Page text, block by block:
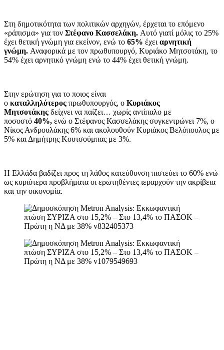
Στη δημοτικότητα των πολιτικών αρχηγών, έρχεται το επόμενο
«ράπισμα» για τον Στέφανο Κασσελάκη. Αυτό γιατί μόλις το 25%
έχει θετική γνώμη για εκείνον, ενώ το 65% έχει αρνητική
γνώμη. Αναφορικά με τον πρωθυπουργό, Κυριάκο Μητσοτάκη, το
54% έχει αρνητικό γνώμη ενώ το 44% έχει θετική γνώμη.
Στην ερώτηση για το ποιος είναι
ο καταλληλότερος πρωθυπουργός, ο Κυριάκος
Μητσοτάκης δείχνει να παίζει… χωρίς αντίπαλο με
ποσοστό 40%, ενώ ο Στέφανος Κασσελάκης συγκεντρώνει 7%, ο
Νίκος Ανδρουλάκης 6% και ακολουθούν Κυριάκος Βελόπουλος με
5% και Δημήτρης Κουτσούμπας με 3%.
Η Ελλάδα βαδίζει προς τη λάθος κατεύθυνση πιστεύει το 60% ενώ
ως κυριότερα προβλήματα οι ερωτηθέντες ιεραρχούν την ακρίβεια
και την οικονομία.